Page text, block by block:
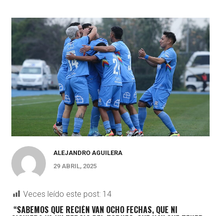
ALEJANDRO AGUILERA
29 ABRIL, 2025
Veces leído este post: 14
“SABEMOS QUE RECIÉN VAN OCHO FECHAS, QUE NI